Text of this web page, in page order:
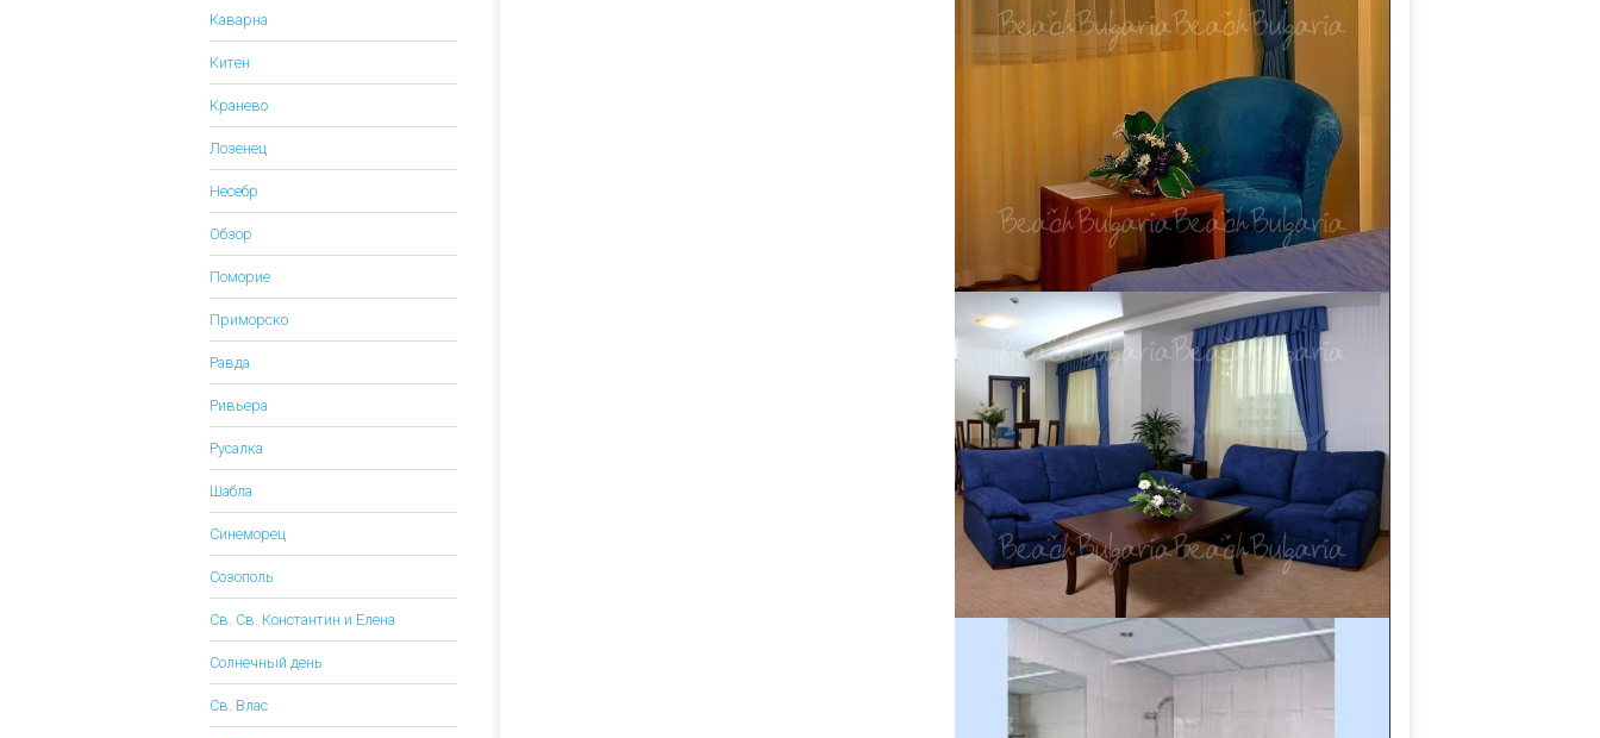
Каварна
Китен
Кранево
Лозенец
Несебр
Обзор
Поморие
Приморско
Равда
Ривьера
Русалка
Шабла
Синеморец
Созополь
Св. Св. Константин и Елена
Солнечный день
Св. Влас